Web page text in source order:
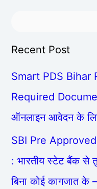
Recent Post
Smart PDS Bihar
Required
ऑनलाइन आवेदन के
SBI Pre
: भारतीय स्टेट बैंक से
बिना कोई कागजात